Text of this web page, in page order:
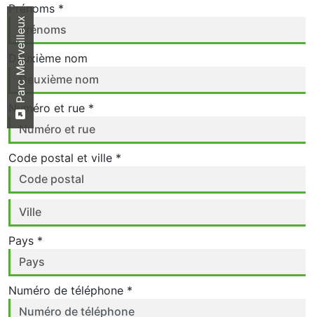
Prénoms *
Deuxième nom
Numéro et rue *
Code postal et ville *
Pays *
Numéro de téléphone *
Parc Merveilleux